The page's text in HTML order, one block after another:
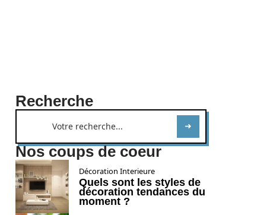
Recherche
Nos coups de coeur
Décoration Interieure
Quels sont les styles de
décoration tendances du
moment ?